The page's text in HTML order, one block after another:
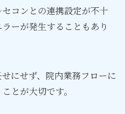
コンとの連携設定が不十
ーが発生することもあり
にせず、院内業務フローに
とが大切です。